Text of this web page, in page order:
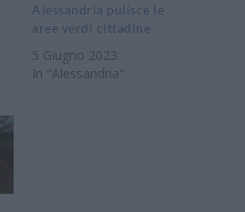
Alessandria pulisce le
aree verdi cittadine
5 Giugno 2023
In "Alessandria"